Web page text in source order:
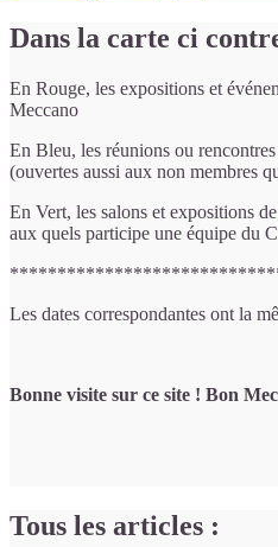
Dans la carte ci
En Rouge, les expositions et
Meccano
En Bleu, les réunions ou
(ouvertes aussi aux non membres
En Vert, les salons et expositions
aux quels participe une équipe du
Les dates correspondantes ont la
Bonne visite sur ce site ! Bon
Tous les articles :